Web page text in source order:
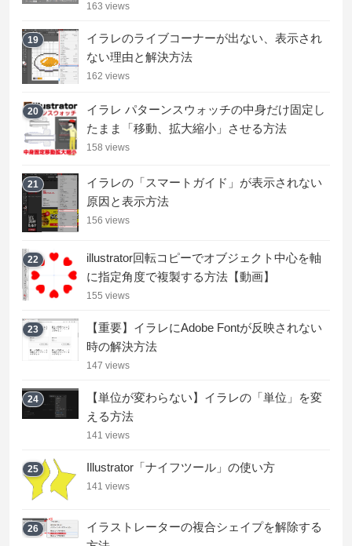
163 views
19
イラレのライブコーナーが出ない、表示され
ない理由と解決方法
162 views
20
イラレ パターンスウォッチの中身だけ固定し
たまま「移動、拡大縮小」させる方法
158 views
21
イラレの「スマートガイド」が表示されない
原因と表示方法
156 views
22
illustrator回転コピーでオブジェクト中心を軸
に指定角度で複製する方法【動画】
155 views
23
【重要】イラレにAdobe Fontが反映されない
時の解決方法
147 views
24
【単位が変わらない】イラレの「単位」を変
える方法
141 views
25 Illustrator「ナイフツール」の使い方
141 views
26
イラストレーターの複合シェイプを解除する